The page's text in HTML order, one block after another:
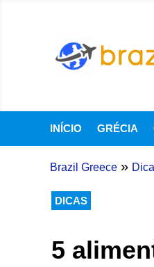
INÍCIO GRÉCIA
Brazil Greece »
DICAS
5